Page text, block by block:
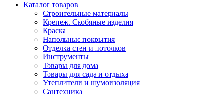
Каталог товаров
Строительные материалы
Крепеж. Скобяные изделия
Краска
Напольные покрытия
Отделка стен и потолков
Инструменты
Товары для дома
Товары для сада и отдыха
Утеплители и шумоизоляция
Сантехника